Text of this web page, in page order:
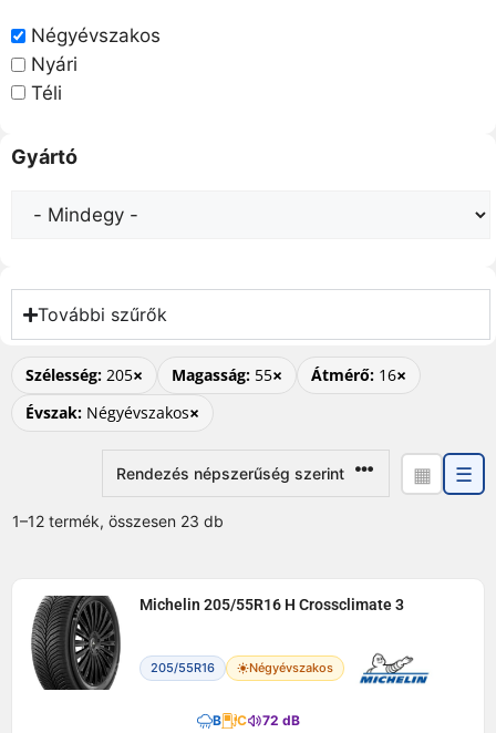
Négyévszakos
Nyári
Téli
Gyártó
További szűrők
Szélesség: 205× Magasság: 55× Átmérő: 16×
Évszak: Négyévszakos×
▦ ☰
1–12 termék, összesen 23 db
Michelin 205/55R16 H Crossclimate 3
205/55R16 Négyévszakos
B C 72 dB